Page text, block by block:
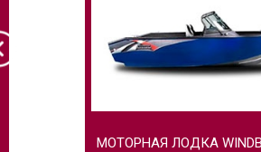
МОТОРНАЯ ЛОДКА